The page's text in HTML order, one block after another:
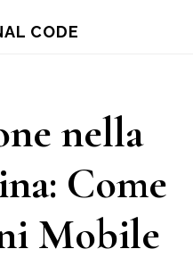
CODE
nella
Come
Mobile